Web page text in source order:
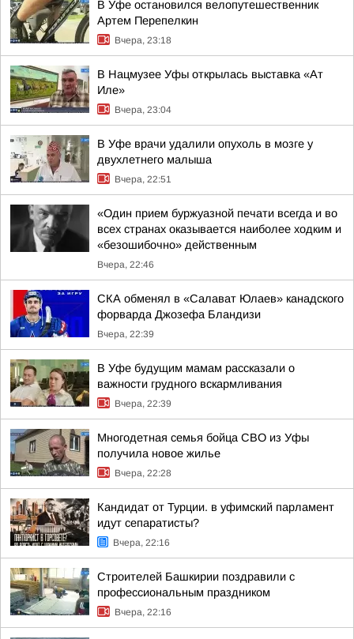
В Уфе остановился велопутешественник
Артем Перепелкин
Вчера, 23:18
В Нацмузее Уфы открылась выставка «Ат
Иле»
Вчера, 23:04
В Уфе врачи удалили опухоль в мозге у
двухлетнего малыша
Вчера, 22:51
«Один прием буржуазной печати всегда и во
всех странах оказывается наиболее ходким и
«безошибочно» действенным
Вчера, 22:46
СКА обменял в «Салават Юлаев» канадского
форварда Джозефа Бландизи
Вчера, 22:39
В Уфе будущим мамам рассказали о
важности грудного вскармливания
Вчера, 22:39
Многодетная семья бойца СВО из Уфы
получила новое жилье
Вчера, 22:28
Кандидат от Турции. в уфимский парламент
идут сепаратисты?
Вчера, 22:16
Строителей Башкирии поздравили с
профессиональным праздником
Вчера, 22:16